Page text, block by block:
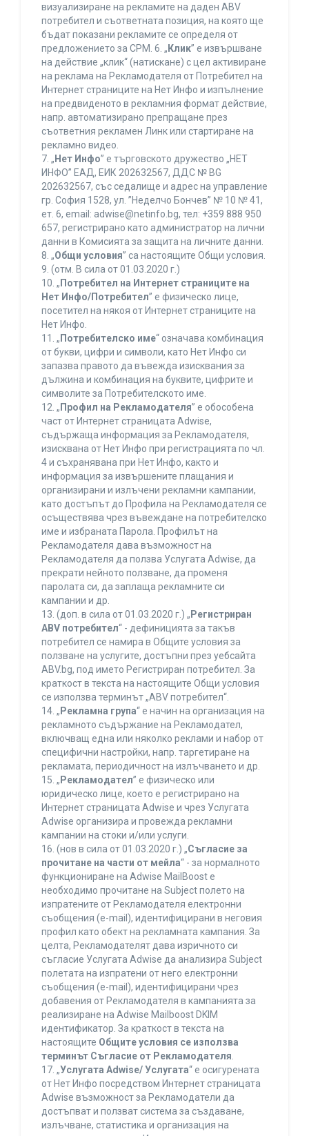
визуализиране на рекламите на даден ABV
потребител и съответната позиция, на която ще
бъдат показани рекламите се определя от
предложението за CPM. 6. „ Клик” е извършване
на действие „клик“ (натискане) с цел активиране
на реклама на Рекламодателя от Потребител на
Интернет страниците на Нет Инфо и изпълнение
на предвиденото в рекламния формат действие,
напр. автоматизирано препращане през
съответния рекламен Линк или стартиране на
рекламно видео.
7. „ Нет Инфо” е търговското дружество „НЕТ
ИНФО” ЕАД, ЕИК 202632567, ДДС № BG
202632567, със седалище и адрес на управление
гр. София 1528, ул. ”Неделчо Бончев” № 10 № 41,
ет. 6, еmail: adwise@netinfo.bg, тел: +359 888 950
657, регистрирано като администратор на лични
данни в Комисията за защита на личните данни.
8. „Общи условия” са настоящите Общи условия.
9. (отм. В сила от 01.03.2020 г.)
10. „ Потребител на Интернет страниците на
Нет Инфо/Потребител” е физическо лице,
посетител на някоя от Интернет страниците на
Нет Инфо.
11. „ Потребителско име“ означава комбинация
от букви, цифри и символи, като Нет Инфо си
запазва правото да въвежда изисквания за
дължина и комбинация на буквите, цифрите и
символите за Потребителското име.
12. „ Профил на Рекламодателя” е обособена
част от Интернет страницата Adwise,
съдържаща информация за Рекламодателя,
изисквана от Нет Инфо при регистрацията по чл.
4 и съхранявана при Нет Инфо, както и
информация за извършените плащания и
организирани и излъчени рекламни кампании,
като достъпът до Профила на Рекламодателя се
осъществява чрез въвеждане на потребителско
име и избраната Парола. Профилът на
Рекламодателя дава възможност на
Рекламодателя да ползва Услугата Adwise, да
прекрати нейното ползване, да променя
паролата си, да заплаща рекламните си
кампании и др.
13. (доп. в сила от 01.03.2020 г.) „ Регистриран
ABV потребител“ - дефиницията за такъв
потребител се намира в Общите условия за
ползване на услугите, достъпни през уебсайта
ABV.bg, под името Регистриран потребител. За
краткост в текста на настоящите Общи условия
се използва терминът „ABV потребител“.
14. „ Рекламна група“ е начин на организация на
рекламното съдържание на Рекламодател,
включващ една или няколко реклами и набор от
специфични настройки, напр. таргетиране на
рекламата, периодичност на излъчването и др.
15. „ Рекламодател” е физическо или
юридическо лице, което е регистрирано на
Интернет страницата Adwise и чрез Услугата
Adwise организира и провежда рекламни
кампании на стоки и/или услуги.
16. (нов в сила от 01.03.2020 г.) „Съгласие за
прочитане на части от мейла“ - за нормалното
функциониране на Adwise MailBoost е
необходимо прочитане на Subject полето на
изпратените от Рекламодателя електронни
съобщения (e-mail), идентифицирани в неговия
профил като обект на рекламната кампания. За
целта, Рекламодателят дава изричното си
съгласие Услугата Adwise да анализира Subject
полетата на изпратени от него електронни
съобщения (e-mail), идентифицирани чрез
добавения от Рекламодателя в кампанията за
реализиране на Adwise Mailboost DKIM
идентификатор. За краткост в текста на
настоящите Общите условия се използва
терминът Съгласие от Рекламодателя.
17. „Услугата Adwise/ Услугата“ е осигурената
от Нет Инфо посредством Интернет страницата
Adwise възможност за Рекламодатели да
достъпват и ползват система за създаване,
излъчване, статистика и организация на